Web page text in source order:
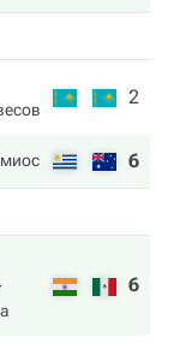
2
6
6